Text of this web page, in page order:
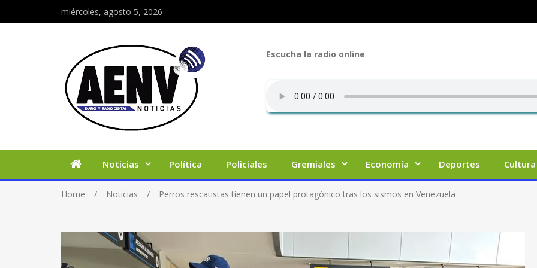
miércoles, agosto 5, 2026
Escucha la radio online
Noticias Política Policiales Gremiales Economía Deportes Cultura
Home Noticias Perros rescatistas tienen un papel protagónico tras los sismos en Venezuela